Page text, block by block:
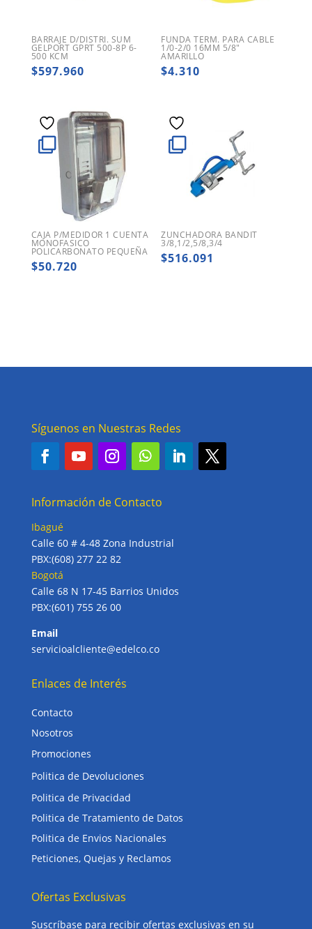
BARRAJE D/DISTRI. SUM
GELPORT GPRT 500-8P 6-
500 KCM
$597.960
FUNDA TERM. PARA CABLE
1/0-2/0 16MM 5/8″
AMARILLO
$4.310
CAJA P/MEDIDOR 1 CUENTA
MONOFASICO
POLICARBONATO PEQUEÑA
$50.720
ZUNCHADORA BANDIT
3/8,1/2,5/8,3/4
$516.091
Síguenos en Nuestras Redes
Información de Contacto
Ibagué
Calle 60 # 4-48 Zona Industrial
PBX:(608) 277 22 82
Bogotá
Calle 68 N 17-45 Barrios Unidos
PBX:(601) 755 26 00
Email
servicioalcliente@edelco.co
Enlaces de Interés
Contacto
Nosotros
Promociones
Politica de Devoluciones
Politica de Privacidad
Politica de Tratamiento de Datos
Politica de Envios Nacionales
Peticiones, Quejas y Reclamos
Ofertas Exclusivas
Suscríbase para recibir ofertas exclusivas en su